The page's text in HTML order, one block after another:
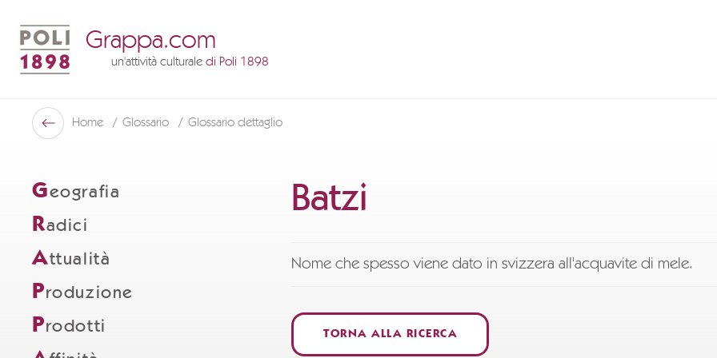
Grappa.com
un'attività culturale di Poli 1898
Indietro
Home Glossario Glossario dettaglio
Geografia
Radici
Attualità
Produzione
Prodotti
Batzi
Nome che spesso viene dato in svizzera all'acquavite di mele.
TORNA ALLA RICERCA